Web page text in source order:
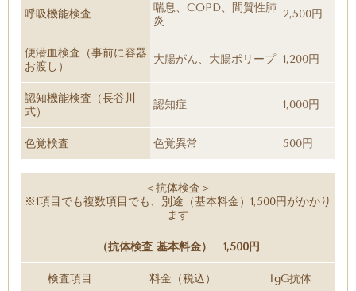
呼吸機能検査
喘息、COPD、間質性肺
炎
2,500円
便潜血検査（事前に容器
お渡し）
大腸がん、大腸ポリープ 1,200円
認知機能検査（長谷川
式）
認知症 1,000円
色覚検査 色覚異常 500円
＜抗体検査＞
※1項目でも複数項目でも、別途（基本料金）1,500円がかかり
ます
（抗体検査 基本料金） 1,500円
検査項目 料金（税込） IgG抗体